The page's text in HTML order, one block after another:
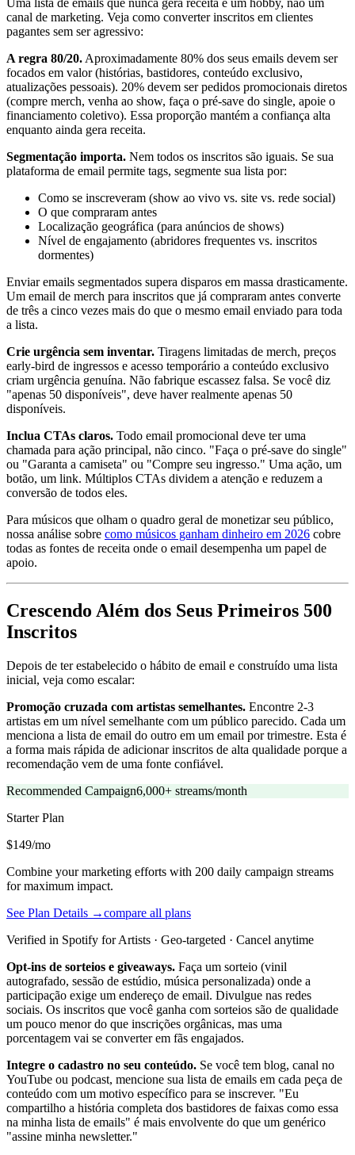
canal de marketing. Veja como converter inscritos em clientes
pagantes sem ser agressivo:
A regra 80/20. Aproximadamente 80% dos seus emails devem ser
focados em valor (histórias, bastidores, conteúdo exclusivo,
atualizações pessoais). 20% devem ser pedidos promocionais diretos
(compre merch, venha ao show, faça o pré-save do single, apoie o
financiamento coletivo). Essa proporção mantém a confiança alta
enquanto ainda gera receita.
Segmentação importa. Nem todos os inscritos são iguais. Se sua
plataforma de email permite tags, segmente sua lista por:
Como se inscreveram (show ao vivo vs. site vs. rede social)
O que compraram antes
Localização geográfica (para anúncios de shows)
Nível de engajamento (abridores frequentes vs. inscritos
dormentes)
Enviar emails segmentados supera disparos em massa drasticamente.
Um email de merch para inscritos que já compraram antes converte
de três a cinco vezes mais do que o mesmo email enviado para toda
a lista.
Crie urgência sem inventar. Tiragens limitadas de merch, preços
early-bird de ingressos e acesso temporário a conteúdo exclusivo
criam urgência genuína. Não fabrique escassez falsa. Se você diz
"apenas 50 disponíveis", deve haver realmente apenas 50
disponíveis.
Inclua CTAs claros. Todo email promocional deve ter uma
chamada para ação principal, não cinco. "Faça o pré-save do single"
ou "Garanta a camiseta" ou "Compre seu ingresso." Uma ação, um
botão, um link. Múltiplos CTAs dividem a atenção e reduzem a
conversão de todos eles.
Para músicos que olham o quadro geral de monetizar seu público,
nossa análise sobre como músicos ganham dinheiro em 2026 cobre
todas as fontes de receita onde o email desempenha um papel de
apoio.
Crescendo Além dos Seus Primeiros 500
Inscritos
Depois de ter estabelecido o hábito de email e construído uma lista
inicial, veja como escalar:
Promoção cruzada com artistas semelhantes. Encontre 2-3
artistas em um nível semelhante com um público parecido. Cada um
menciona a lista de email do outro em um email por trimestre. Esta é
a forma mais rápida de adicionar inscritos de alta qualidade porque a
recomendação vem de uma fonte confiável.
Recommended Campaign6,000+ streams/month
StarterPlan
$149/mo
Combine your marketing efforts with 200 daily campaign streams
for maximum impact.
See Plan Details →compare all plans
Verified in Spotify for Artists · Geo-targeted · Cancel anytime
Opt-ins de sorteios e giveaways. Faça um sorteio (vinil
autografado, sessão de estúdio, música personalizada) onde a
participação exige um endereço de email. Divulgue nas redes
sociais. Os inscritos que você ganha com sorteios são de qualidade
um pouco menor do que inscrições orgânicas, mas uma
porcentagem vai se converter em fãs engajados.
Integre o cadastro no seu conteúdo. Se você tem blog, canal no
YouTube ou podcast, mencione sua lista de emails em cada peça de
conteúdo com um motivo específico para se inscrever. "Eu
compartilho a história completa dos bastidores de faixas como essa
na minha lista de emails" é mais envolvente do que um genérico
"assine minha newsletter."